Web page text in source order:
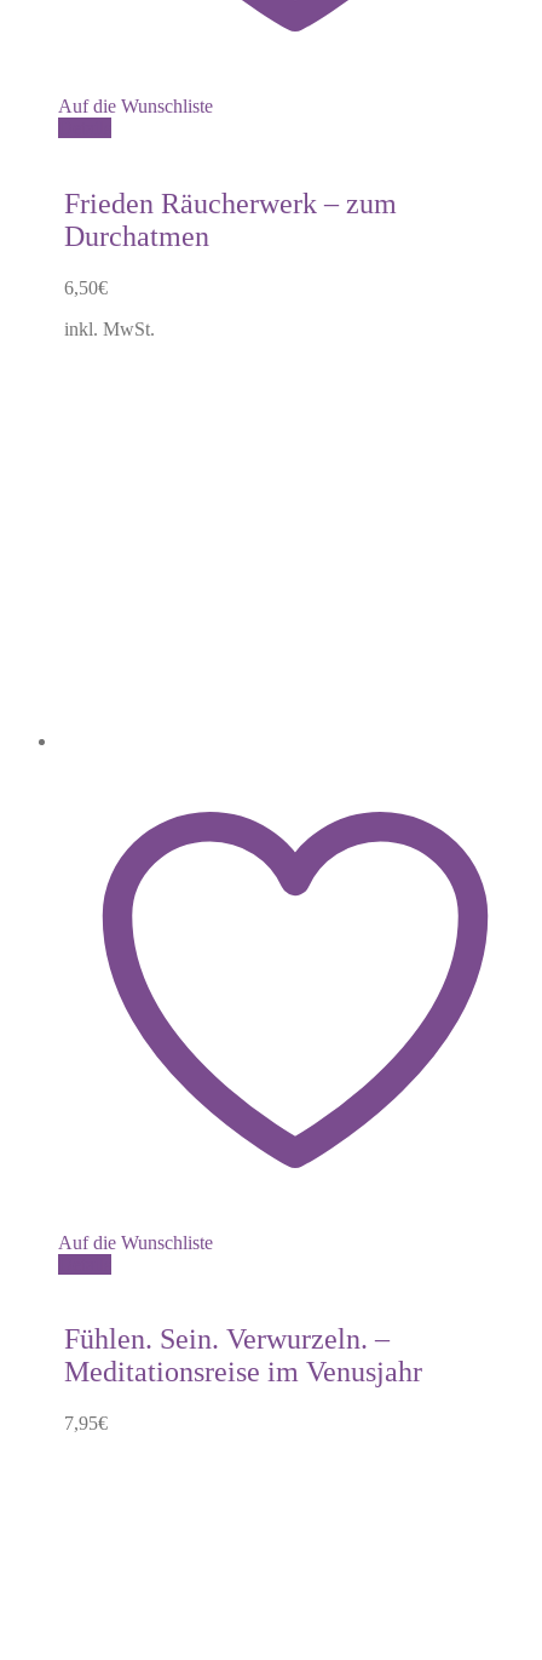
Auf die Wunschliste
Frieden Räucherwerk – zum
Durchatmen
6,50€
inkl. MwSt.
Auf die Wunschliste
Fühlen. Sein. Verwurzeln. –
Meditationsreise im Venusjahr
7,95€